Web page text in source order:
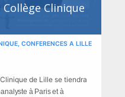
Clinique
CONFERENCES A LILLE
de Lille se tiendra
à Paris et à